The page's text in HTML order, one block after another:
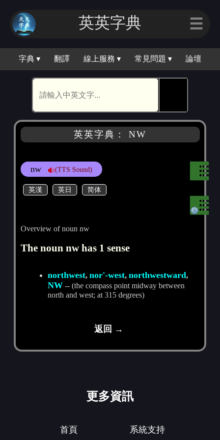
英英字典 ☰
字典 ▾ 翻譯 線上服務 ▾ 常見問題 ▾ 論壇
英英字典： NW
nw (TTS Sound)
英漢 英日 简体
Overview of noun nw
The noun nw has 1 sense
northwest,nor'-west,northwestward,
NW -- (the compass point midway between
north and west; at 315 degrees)
返回 →
更多資訊
首頁 系統支持